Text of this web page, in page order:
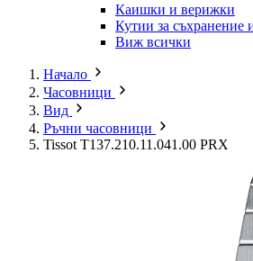
Каишки и верижки
Кутии за съхранение
Виж всички
Начало
Часовници
Вид
Ръчни часовници
Tissot T137.210.11.041.00 PRX